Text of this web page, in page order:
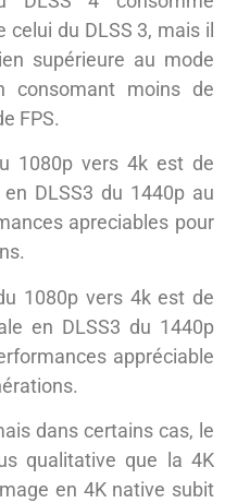
du DLSS 3, mais il
supérieure au mode
consomant moins de
FPS.
1080p vers 4k est de
DLSS3 du 1440p au
apreciables pour
1080p vers 4k est de
en DLSS3 du 1440p
appréciable
dans certains cas, le
qualitative que la 4K
en 4K native subit